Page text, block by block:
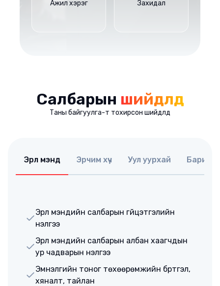
Ажил хэрэг Захидал
Салбарын шийдлүүд
Таны байгуулга-т тохирсон шийдлүүд
Эрүүл мэнд Эрчим хүч Уул уурхай Барилга
Эрүүл мэндийн салбарын гүйцэтгэлийн
үнэлгээ
Эрүүл мэндийн салбарын албан хаагчдын
ур чадварын үнэлгээ
Эмнэлгийн тоног төхөөрөмжийн бүртгэл,
хяналт, тайлан